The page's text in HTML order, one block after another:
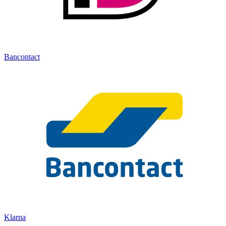
Bancontact
Klarna